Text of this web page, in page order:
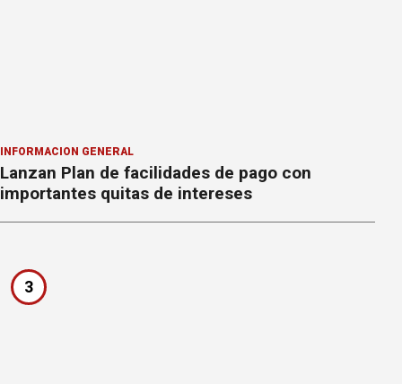
INFORMACION GENERAL
Lanzan Plan de facilidades de pago con
importantes quitas de intereses
3